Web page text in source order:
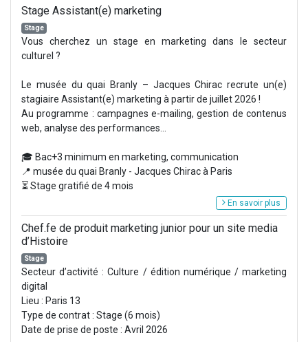
Stage Assistant(e) marketing
Stage
Vous cherchez un stage en marketing dans le secteur
culturel ?
Le musée du quai Branly – Jacques Chirac recrute un(e)
stagiaire Assistant(e) marketing à partir de juillet 2026 !
Au programme : campagnes e-mailing, gestion de contenus
web, analyse des performances...
🎓 Bac+3 minimum en marketing, communication
📍 musée du quai Branly - Jacques Chirac à Paris
⏳ Stage gratifié de 4 mois
En savoir plus
Chef.fe de produit marketing junior pour un site media
d’Histoire
Stage
Secteur d’activité : Culture / édition numérique / marketing
digital
Lieu : Paris 13
Type de contrat : Stage (6 mois)
Date de prise de poste : Avril 2026